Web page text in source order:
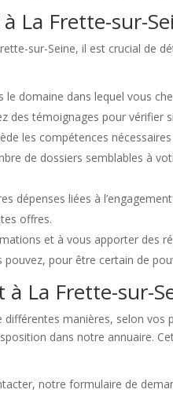
La Frette-sur-
sur-Seine, il est crucial de
domaine dans lequel vous
témoignages pour vérifier
les compétences
de dossiers semblables à
dépenses liées à
offres.
et à vous apporter des
pour être certain de
La Frette-sur-
manières, selon
dans notre annuaire.
notre formulaire de